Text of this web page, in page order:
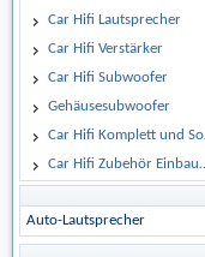
Car Hifi Lautsprecher
Car Hifi Verstärker
Car Hifi Subwoofer
Gehäusesubwoofer
Car Hifi Komplett und Sonderangebote
Car Hifi Zubehör Einbaumaterial
Auto-Lautsprecher